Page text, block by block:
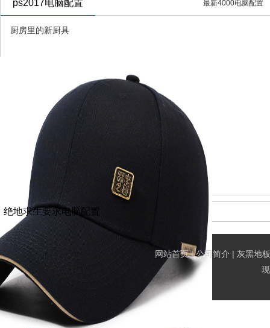
ps2017电脑配置 最新4000电脑配置
厨房里的新厨具
绝地求生要求电脑配置
网站首页|公司简介 | 灰黑地